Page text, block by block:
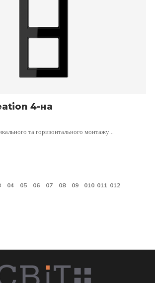
4-на
та горизонтального монтажу…